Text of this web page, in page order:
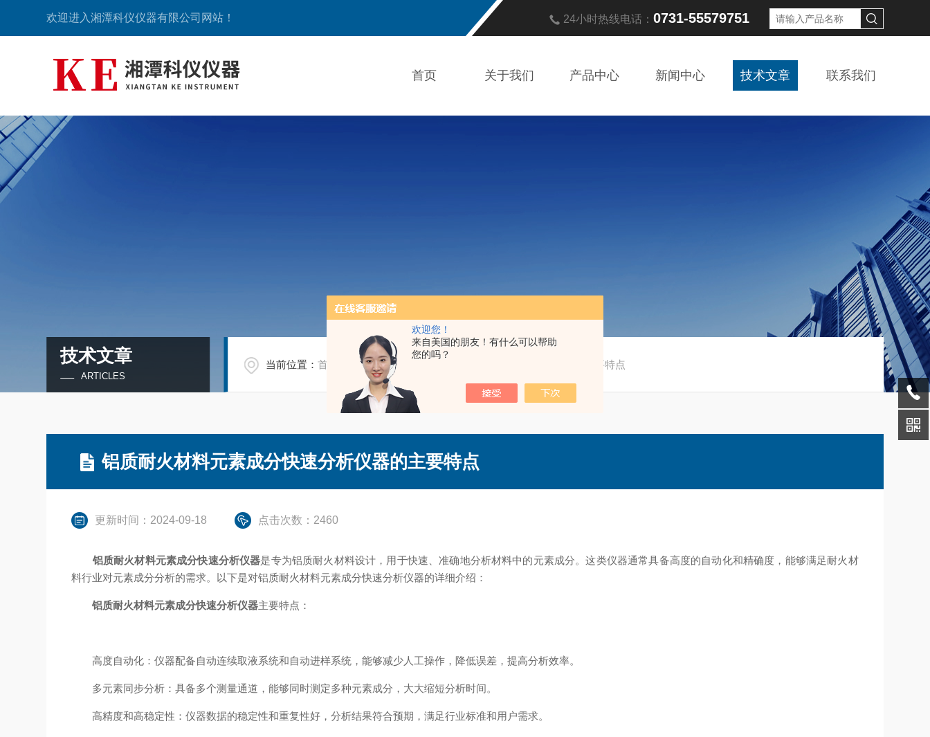
欢迎您！
来自美国的朋友！有什么可以帮助
您的吗？
欢迎进入湘潭科仪仪器有限公司网站！ 24小时热线电话： 0731-55579751
首页 关于我们 产品中心 新闻中心 技术文章 联系我们
技术文章
ARTICLES
当前位置：首页 技术文章/ 铝质耐火材料元素成分快速分析仪器的主要特点
铝质耐火材料元素成分快速分析仪器的主要特点
更新时间：2024-09-18 点击次数：2460
铝质耐火材料元素成分快速分析仪器是专为铝质耐火材料设计，用于快速、准确地分析材料中的元素成分。这类仪器通常具备高度的自动化和精确度，能够满足耐火材
料行业对元素成分分析的需求。以下是对铝质耐火材料元素成分快速分析仪器的详细介绍：
铝质耐火材料元素成分快速分析仪器主要特点：
高度自动化：仪器配备自动连续取液系统和自动进样系统，能够减少人工操作，降低误差，提高分析效率。
多元素同步分析：具备多个测量通道，能够同时测定多种元素成分，大大缩短分析时间。
高精度和高稳定性：仪器数据的稳定性和重复性好，分析结果符合预期，满足行业标准和用户需求。